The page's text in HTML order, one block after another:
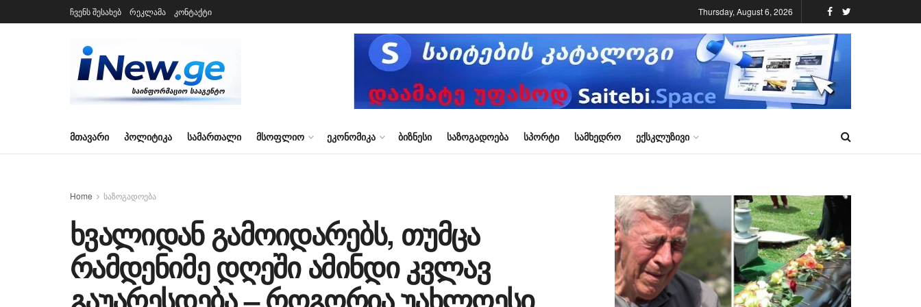
ჩვენს შესახებ რეკლამა კონტაქტი Thursday, August 6, 2026
ᲛᲗᲐᲕᲐᲠᲘ ᲞᲝᲚᲘᲢᲘᲙᲐ ᲡᲐᲛᲐᲠᲗᲐᲚᲘ ᲛᲡᲝᲤᲚᲘᲝ ᲔᲙᲝᲜᲝᲛᲘᲙᲐ ᲑᲘᲖᲜᲔᲡᲘ ᲡᲐᲖᲝᲒᲐᲓᲝᲔᲑᲐ ᲡᲞᲝᲠᲢᲘ ᲡᲐᲛᲮᲔᲓᲠᲝ ᲔᲥᲡᲙᲚᲣᲖᲘᲕᲘ
Home საზოგადოება
ხვალიდან გამოიდარებს, თუმცა
რამდენიმე დღეში ამინდი კვლავ